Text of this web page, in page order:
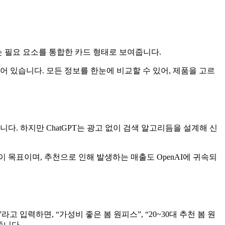
요 요소를 통합한 카드 형태로 보여줍니다.
있습니다. 모든 정보를 한눈에 비교할 수 있어, 제품을 고르
. 하지만 ChatGPT는 광고 없이 검색 알고리듬을 설계해 신
표이며, 추천으로 인해 발생하는 매출도 OpenAI에 귀속되
입력하면, “가성비 좋은 봄 원피스”, “20~30대 추천 봄 원